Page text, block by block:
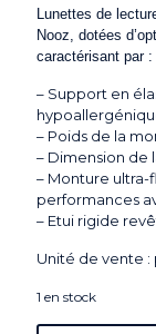
Lunettes de
Nooz, dotées
caractérisant par :
– Support en
– Poids de la
– Dimension de
– Monture
performances
– Etui rigide
Unité de vente :
1 en stock